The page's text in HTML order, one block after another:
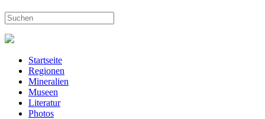
Startseite
Regionen
Mineralien
Museen
Literatur
Photos